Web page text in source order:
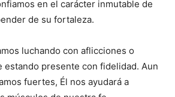
en el carácter inmutable de
de su fortaleza.
luchando con aflicciones o
estando presente con fidelidad. Aun
fuertes, Él nos ayudará a